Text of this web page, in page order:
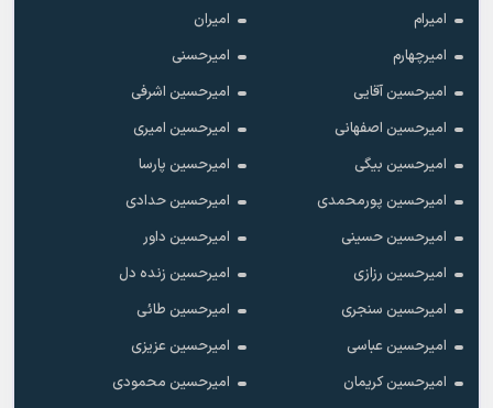
امیرام
امیران
امیرچهارم
امیرحسنی
امیرحسین آقایی
امیرحسین اشرفی
امیرحسین اصفهانی
امیرحسین امیری
امیرحسین بیگی
امیرحسین پارسا
امیرحسین پورمحمدی
امیرحسین حدادی
امیرحسین حسینی
امیرحسین داور
امیرحسین رزازی
امیرحسین زنده دل
امیرحسین سنجری
امیرحسین طائی
امیرحسین عباسی
امیرحسین عزیزی
امیرحسین کریمان
امیرحسین محمودی